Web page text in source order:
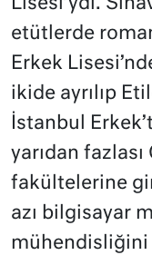
Lisesi’ydi.
etütlerde
Erkek
ikide ayrılıp
İstanbul
yarıdan
fakültelerine
azı bilgisayar